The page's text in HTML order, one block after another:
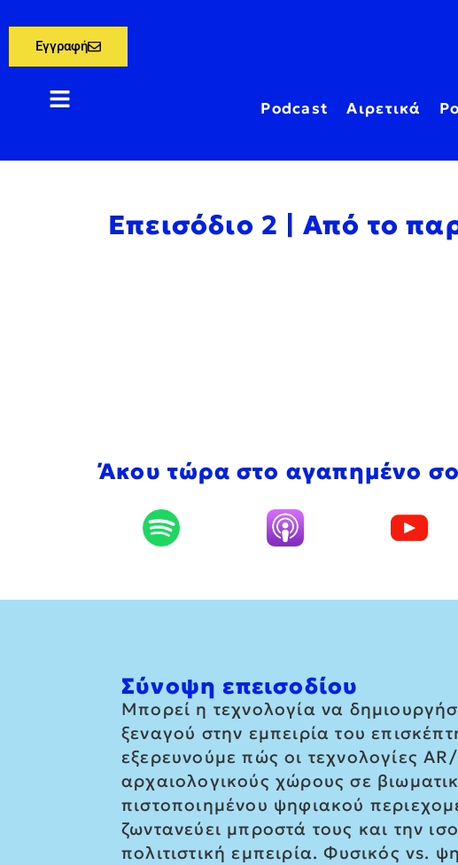
Εγγραφή
Podcast Αιρετικά
Επεισόδιο 2 | Από το
Άκου τώρα στο αγαπημένο
Σύνοψη επεισοδίου
Μπορεί η τεχνολογία να
ξεναγού στην εμπειρία του
εξερευνούμε πώς οι τεχνολογίες
αρχαιολογικούς χώρους σε
πιστοποιημένου ψηφιακού
ζωντανεύει μπροστά τους και την
πολιτιστική εμπειρία. Φυσικός vs.